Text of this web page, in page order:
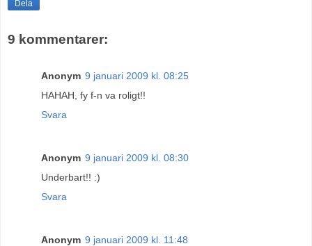
Dela
9 kommentarer:
Anonym 9 januari 2009 kl. 08:25
HAHAH, fy f-n va roligt!!
Svara
Anonym 9 januari 2009 kl. 08:30
Underbart!! :)
Svara
Anonym 9 januari 2009 kl. 11:48